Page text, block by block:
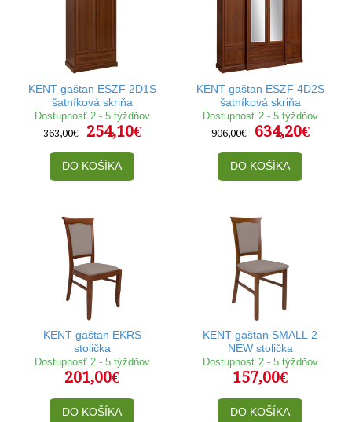
KENT gaštan ESZF 2D1S
šatníková skriňa
Dostupnosť 2 - 5 týždňov
363,00€
254,10€
DO KOŠÍKA
KENT gaštan ESZF 4D2S
šatníková skriňa
Dostupnosť 2 - 5 týždňov
906,00€
634,20€
DO KOŠÍKA
KENT gaštan EKRS
stolička
Dostupnosť 2 - 5 týždňov
201,00€
DO KOŠÍKA
KENT gaštan SMALL 2
NEW stolička
Dostupnosť 2 - 5 týždňov
157,00€
DO KOŠÍKA